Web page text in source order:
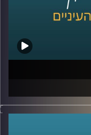
חוץ וראש בית
רייכמן,
ברחבי העולם,
ורומא ועד
הוא רואה
יהודים מקבלים
דרמטיות סביב
איראן, ואפילו